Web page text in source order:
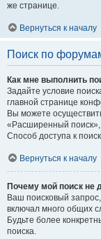
же странице.
Вернуться к началу
Поиск по
Как мне выполнить
Задайте условие
главной странице
Вы можете
«Расширенный поиск»,
Способ доступа к
Вернуться к началу
Почему мой поиск не
Ваш поисковый
включал много общих
Будьте более
поиска.